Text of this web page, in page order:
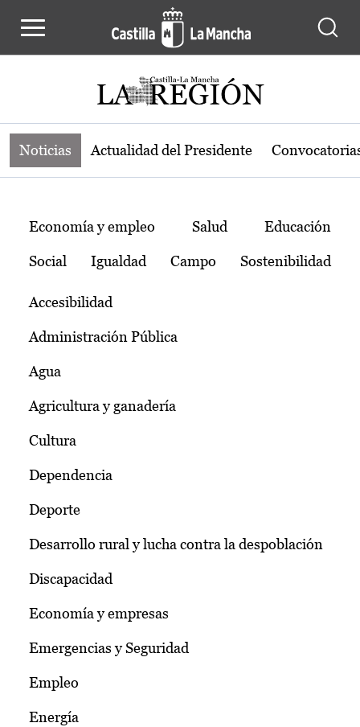
Noticias de la región de Castilla-La
Noticias Actualidad del Presidente
Temas
Economía y empleo Salud Educación
Social Igualdad Campo Sostenibilidad
Accesibilidad
Administración Pública
Agua
Agricultura y ganadería
Cultura
Dependencia
Deporte
Desarrollo rural y lucha contra la despoblación
Discapacidad
Economía y empresas
Emergencias y Seguridad
Empleo
Energía